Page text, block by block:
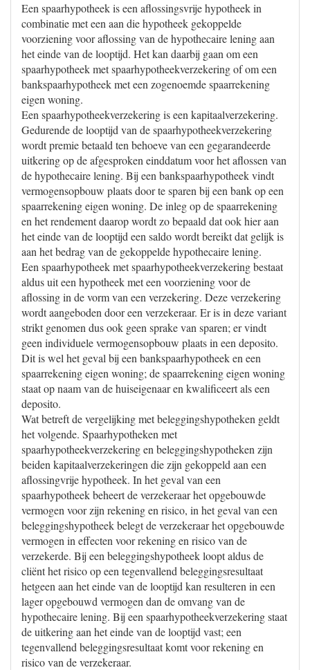
Een spaarhypotheek is een aflossingsvrije hypotheek in
combinatie met een aan die hypotheek gekoppelde
voorziening voor aflossing van de hypothecaire lening aan
het einde van de looptijd. Het kan daarbij gaan om een
spaarhypotheek met spaarhypotheekverzekering of om een
bankspaarhypotheek met een zogenoemde spaarrekening
eigen woning.
Een spaarhypotheekverzekering is een kapitaalverzekering.
Gedurende de looptijd van de spaarhypotheekverzekering
wordt premie betaald ten behoeve van een gegarandeerde
uitkering op de afgesproken einddatum voor het aflossen van
de hypothecaire lening. Bij een bankspaarhypotheek vindt
vermogensopbouw plaats door te sparen bij een bank op een
spaarrekening eigen woning. De inleg op de spaarrekening
en het rendement daarop wordt zo bepaald dat ook hier aan
het einde van de looptijd een saldo wordt bereikt dat gelijk is
aan het bedrag van de gekoppelde hypothecaire lening.
Een spaarhypotheek met spaarhypotheekverzekering bestaat
aldus uit een hypotheek met een voorziening voor de
aflossing in de vorm van een verzekering. Deze verzekering
wordt aangeboden door een verzekeraar. Er is in deze variant
strikt genomen dus ook geen sprake van sparen; er vindt
geen individuele vermogensopbouw plaats in een deposito.
Dit is wel het geval bij een bankspaarhypotheek en een
spaarrekening eigen woning; de spaarrekening eigen woning
staat op naam van de huiseigenaar en kwalificeert als een
deposito.
Wat betreft de vergelijking met beleggingshypotheken geldt
het volgende. Spaarhypotheken met
spaarhypotheekverzekering en beleggingshypotheken zijn
beiden kapitaalverzekeringen die zijn gekoppeld aan een
aflossingvrije hypotheek. In het geval van een
spaarhypotheek beheert de verzekeraar het opgebouwde
vermogen voor zijn rekening en risico, in het geval van een
beleggingshypotheek belegt de verzekeraar het opgebouwde
vermogen in effecten voor rekening en risico van de
verzekerde. Bij een beleggingshypotheek loopt aldus de
cliënt het risico op een tegenvallend beleggingsresultaat
hetgeen aan het einde van de looptijd kan resulteren in een
lager opgebouwd vermogen dan de omvang van de
hypothecaire lening. Bij een spaarhypotheekverzekering staat
de uitkering aan het einde van de looptijd vast; een
tegenvallend beleggingsresultaat komt voor rekening en
risico van de verzekeraar.